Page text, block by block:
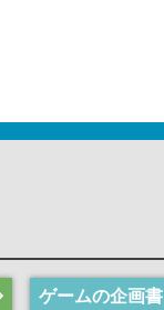
ゲームの企画書